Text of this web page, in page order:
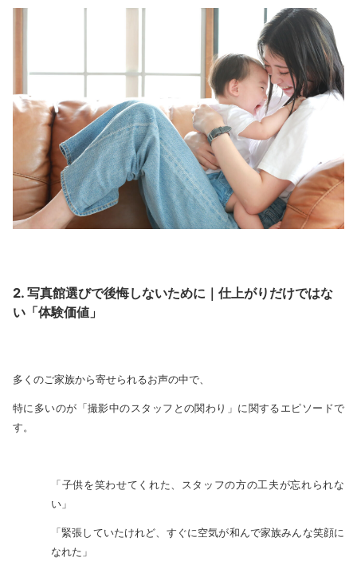
2. 写真館選びで後悔しないために｜仕上がりだけではな
い「体験価値」
多くのご家族から寄せられるお声の中で、
特に多いのが「撮影中のスタッフとの関わり」に関するエピソードで
す。
「子供を笑わせてくれた、スタッフの方の工夫が忘れられな
い」
「緊張していたけれど、すぐに空気が和んで家族みんな笑顔に
なれた」